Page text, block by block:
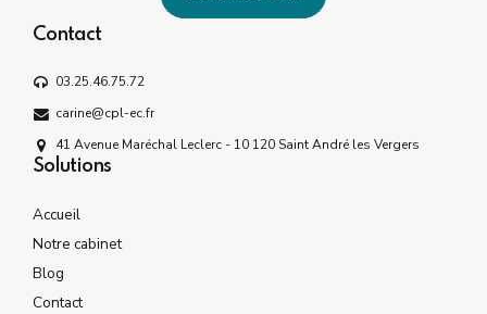
Contact
03.25.46.75.72
carine@cpl-ec.fr
41 Avenue Maréchal Leclerc - 10 120 Saint André les Vergers
Solutions
Accueil
Notre cabinet
Blog
Contact